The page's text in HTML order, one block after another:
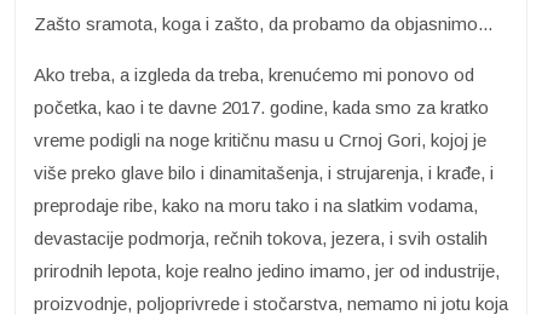
Zašto sramota, koga i zašto, da probamo da objasnimo...
Ako treba, a izgleda da treba, krenućemo mi ponovo od
početka, kao i te davne 2017. godine, kada smo za kratko
vreme podigli na noge kritičnu masu u Crnoj Gori, kojoj je
više preko glave bilo i dinamitašenja, i strujarenja, i krađe, i
preprodaje ribe, kako na moru tako i na slatkim vodama,
devastacije podmorja, rečnih tokova, jezera, i svih ostalih
prirodnih lepota, koje realno jedino imamo, jer od industrije,
proizvodnje, poljoprivrede i stočarstva, nemamo ni jotu koja